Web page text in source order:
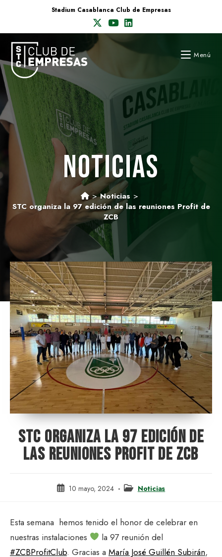
Stadium Casablanca Club de Empresas
Menú
NOTICIAS
> Noticias >
STC organiza la 97 edición de las reuniones Profit de
ZCB
STC ORGANIZA LA 97 EDICIÓN DE
LAS REUNIONES PROFIT DE ZCB
Publicación
entrada:
10 mayo, 2024
Categoría
entrada:
Noticias
Esta semana hemos tenido el honor de celebrar en
nuestras instalaciones
la 97 reunión del
#ZCBProfitClub. Gracias a María José Guillén Subirán,